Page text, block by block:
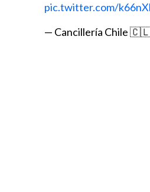
pic.twitter.com/
— Cancillería Chile 🇨🇱